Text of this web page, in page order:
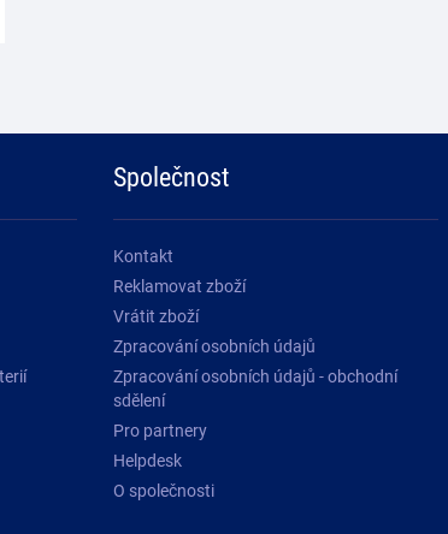
Společnost
Kontakt
Reklamovat zboží
Vrátit zboží
Zpracování osobních údajů
Zpracování osobních údajů - obchodní
sdělení
Pro partnery
Helpdesk
O společnosti